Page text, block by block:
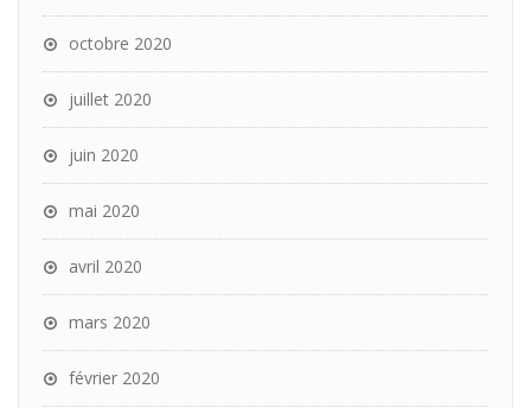
octobre 2020
juillet 2020
juin 2020
mai 2020
avril 2020
mars 2020
février 2020